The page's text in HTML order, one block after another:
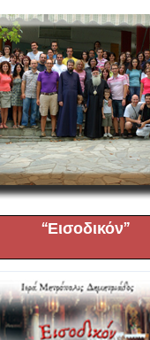
“Εισοδικόν”